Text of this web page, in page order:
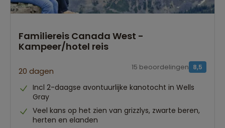
Familiereis Canada West -
Kampeer/hotel reis
20 dagen 8,5
15 beoordelingen
Incl 2-daagse avontuurlijke kanotocht in Wells
Gray
Veel kans op het zien van grizzlys, zwarte beren,
herten en elanden